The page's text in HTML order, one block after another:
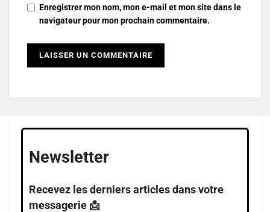
Enregistrer mon nom, mon e-mail et mon site dans le
navigateur pour mon prochain commentaire.
Newsletter
Recevez les derniers articles dans votre
messagerie 📩